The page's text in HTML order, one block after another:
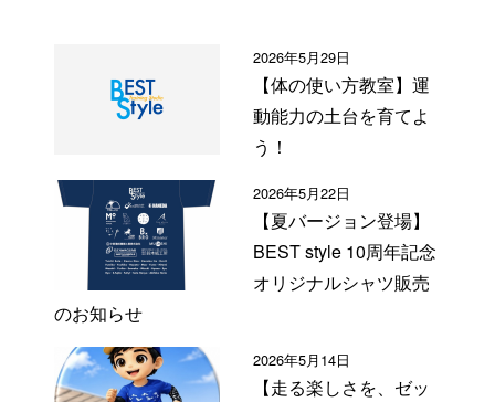
2026年5月29日
【体の使い方教室】運
動能力の土台を育てよ
う！
2026年5月22日
【夏バージョン登場】
BEST style 10周年記念
オリジナルシャツ販売
のお知らせ
2026年5月14日
【走る楽しさを、ゼッ